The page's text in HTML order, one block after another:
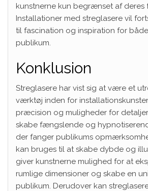
kunstnerne kun begrænset af deres
Installationer med streglasere vil
til fascination og inspiration for
publikum.
Konklusion
Streglasere har vist sig at være et
værktøj inden for
præcision og muligheder for
skabe fængslende og
der fanger publikums
kan bruges til at skabe dybde og
giver kunstnerne mulighed for at
rumlige dimensioner og skabe en
publikum. Derudover kan